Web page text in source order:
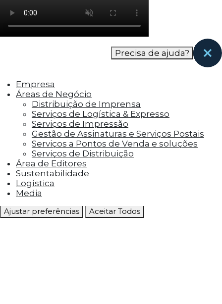
como os visitantes interagem com o site. Esses
cookies ajudam a fornecer informações sobre
as métricas do número de visitantes, taxa de
rejeição, origem do tráfego, etc.
funcionalidades, como compartilhar o
conteúdo do site em plataformas de social
media, coletar feedbacks e outros recursos de
terceiros.
Cookies Marketing
Os cookies de marketing são usados para
entregar aos visitantes anúncios
personalizados com base nas páginas que eles
visitaram antes e analisar a eficácia da
campanha publicitária.
Ajustar preferências Aceitar Todos
Precisa de ajuda?
Empresa
Áreas de Negócio
Distribuição de Imprensa
Serviços de Logística & Expresso
Serviços de Impressão
Gestão de Assinaturas e Serviços Postais
Serviços a Pontos de Venda e soluções
Serviços de Distribuição
Área de Editores
Sustentabilidade
Logística
Media